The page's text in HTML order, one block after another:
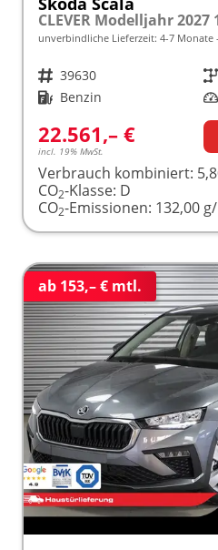
unverbindliche Lieferzeit: 4-7 Monate
Fahrzeugnr. 39630 Getriebe
Kraftstoff Benzin Leistung
22.561,– €
incl. 19% MwSt.
Verbrauch kombiniert:
CO2-Klasse: D
CO2-Emissionen: 132,00
ab 153,– € mtl.